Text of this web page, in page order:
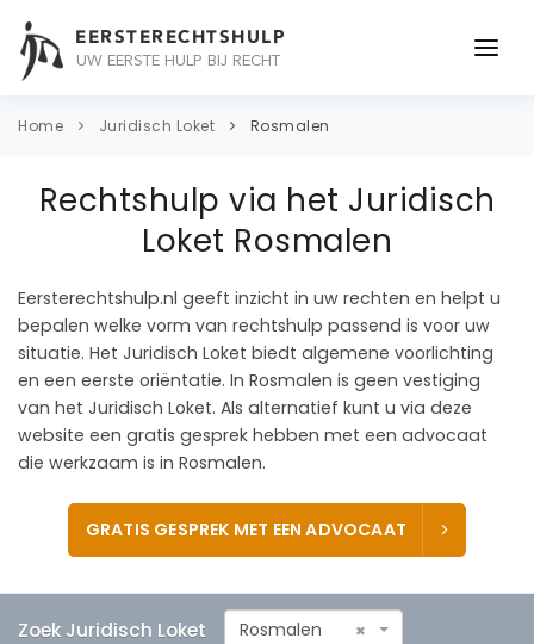
EERSTERECHTSHULP
UW EERSTE HULP BIJ RECHT
ONDERWERPEN
ADVOCAAT
CONTACT
Home Juridisch Loket Rosmalen
Rechtshulp via het Juridisch
Loket Rosmalen
Eersterechtshulp.nl geeft inzicht in uw rechten en helpt u
bepalen welke vorm van rechtshulp passend is voor uw
situatie. Het Juridisch Loket biedt algemene voorlichting
en een eerste oriëntatie. In Rosmalen is geen vestiging
van het Juridisch Loket. Als alternatief kunt u via deze
website een gratis gesprek hebben met een advocaat
die werkzaam is in Rosmalen.
GRATIS GESPREK MET EEN ADVOCAAT
Zoek Juridisch Loket ×
Rosmalen